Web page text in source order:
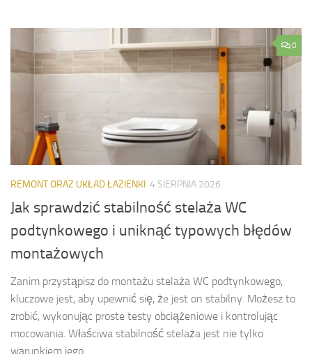
0
REMONT ORAZ UKŁAD ŁAZIENKI 4 SIERPNIA 2026
Jak sprawdzić stabilność stelaża WC
podtynkowego i uniknąć typowych błędów
montażowych
Zanim przystąpisz do montażu stelaża WC podtynkowego,
kluczowe jest, aby upewnić się, że jest on stabilny. Możesz to
zrobić, wykonując proste testy obciążeniowe i kontrolując
mocowania. Właściwa stabilność stelaża jest nie tylko
warunkiem jego...